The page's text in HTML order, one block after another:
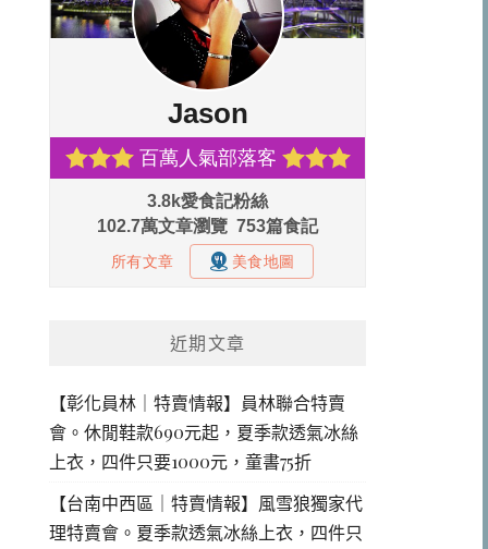
近期文章
【彰化員林｜特賣情報】員林聯合特賣
會。休閒鞋款690元起，夏季款透氣冰絲
上衣，四件只要1000元，童書75折
【台南中西區｜特賣情報】風雪狼獨家代
理特賣會。夏季款透氣冰絲上衣，四件只